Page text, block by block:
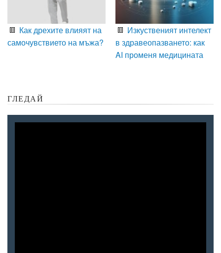
Как дрехите влияят на
самочувствието на мъжа?
Изкуственият интелект
в здравеопазването: как
AI променя медицината
ГЛЕДАЙ